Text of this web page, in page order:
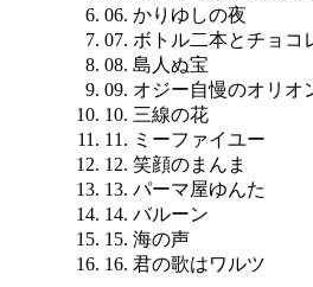
06. かりゆしの夜
07. ボトル二本とチョコ
08. 島人ぬ宝
09. オジー自慢のオリオ
10. 三線の花
11. ミーファイユー
12. 笑顔のまんま
13. パーマ屋ゆんた
14. バルーン
15. 海の声
16. 君の歌はワルツ